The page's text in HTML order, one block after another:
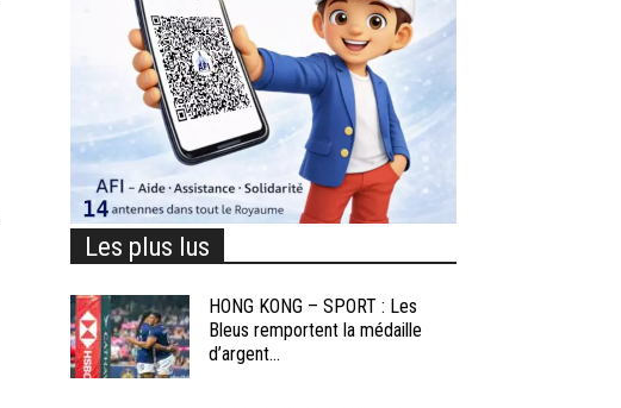
Les plus lus
HONG KONG – SPORT : Les
Bleus remportent la médaille
d’argent...